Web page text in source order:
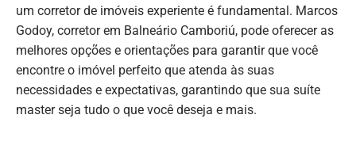
um corretor de imóveis experiente é fundamental. Marcos
Godoy, corretor em Balneário Camboriú, pode oferecer as
melhores opções e orientações para garantir que você
encontre o imóvel perfeito que atenda às suas
necessidades e expectativas, garantindo que sua suíte
master seja tudo o que você deseja e mais.